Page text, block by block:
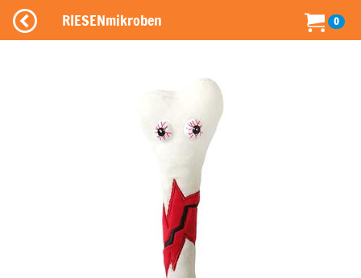
RIESENmikroben 0